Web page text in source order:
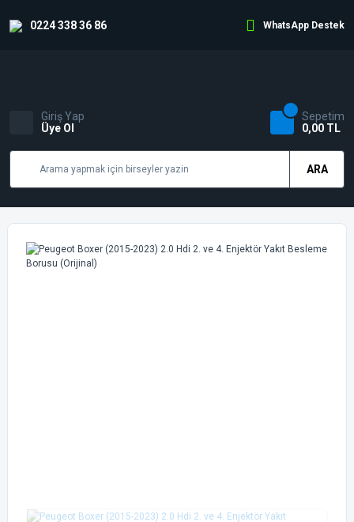
0224 338 36 86 WhatsApp Destek
ARA
Giriş Yap
Üye Ol
Sepetim
0,00 TL